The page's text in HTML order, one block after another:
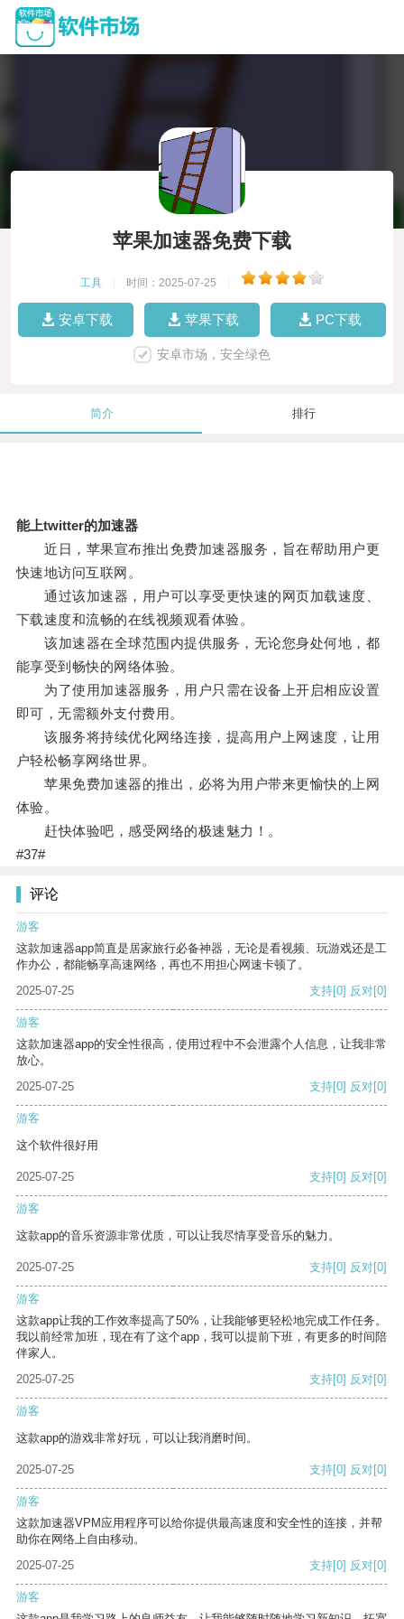
苹果加速器免费下载
工具 时间：2025-07-25
安卓下载 苹果下载 PC下载
安卓市场，安全绿色
简介 排行
能上twitter的加速器
近日，苹果宣布推出免费加速器服务，旨在帮助用户更
快速地访问互联网。
通过该加速器，用户可以享受更快速的网页加载速度、
下载速度和流畅的在线视频观看体验。
该加速器在全球范围内提供服务，无论您身处何地，都
能享受到畅快的网络体验。
为了使用加速器服务，用户只需在设备上开启相应设置
即可，无需额外支付费用。
该服务将持续优化网络连接，提高用户上网速度，让用
户轻松畅享网络世界。
苹果免费加速器的推出，必将为用户带来更愉快的上网
体验。
赶快体验吧，感受网络的极速魅力！。
#37#
评论
游客
这款加速器app简直是居家旅行必备神器，无论是看视频、玩游戏还是工
作办公，都能畅享高速网络，再也不用担心网速卡顿了。
2025-07-25
支持[0] 反对[0]
游客
这款加速器app的安全性很高，使用过程中不会泄露个人信息，让我非常
放心。
2025-07-25
支持[0] 反对[0]
游客
这个软件很好用
2025-07-25 支持[0] 反对[0]
游客
这款app的音乐资源非常优质，可以让我尽情享受音乐的魅力。
2025-07-25 支持[0] 反对[0]
游客
这款app让我的工作效率提高了50%，让我能够更轻松地完成工作任务。
我以前经常加班，现在有了这个app，我可以提前下班，有更多的时间陪
伴家人。
2025-07-25
支持[0] 反对[0]
游客
这款app的游戏非常好玩，可以让我消磨时间。
2025-07-25 支持[0] 反对[0]
游客
这款加速器VPM应用程序可以给你提供最高速度和安全性的连接，并帮
助你在网络上自由移动。
2025-07-25
支持[0] 反对[0]
游客